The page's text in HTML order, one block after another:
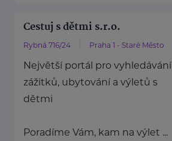
Cestuj s dětmi s.r.o.
Rybná 716/24 Praha 1 - Staré Město
Největší portál pro vyhledávání
zážitků, ubytování a výletů s
dětmi
Poradíme Vám, kam na výlet ...